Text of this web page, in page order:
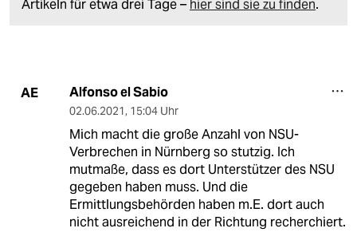
Artikeln für etwa drei Tage – hier sind sie zu finden.
AE Alfonso el Sabio
02.06.2021, 15:04 Uhr
Mich macht die große Anzahl von NSU-
Verbrechen in Nürnberg so stutzig. Ich
mutmaße, dass es dort Unterstützer des NSU
gegeben haben muss. Und die
Ermittlungsbehörden haben m.E. dort auch
nicht ausreichend in der Richtung recherchiert.